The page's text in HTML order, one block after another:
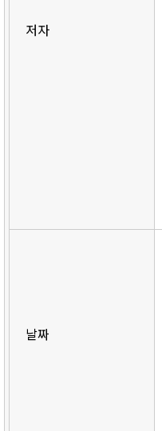
저자
날짜